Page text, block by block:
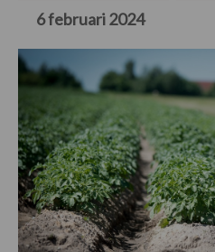
6 februari 2024